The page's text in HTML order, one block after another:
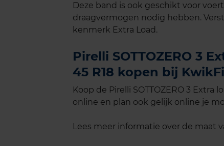
Deze band is ook geschikt voor
draagvermogen nodig hebben.
kenmerk Extra Load.
Pirelli SOTTOZERO 3
45 R18 kopen bij
Koop de Pirelli SOTTOZERO 3 Extra
online en plan ook gelijk online je
Lees meer informatie over de maat